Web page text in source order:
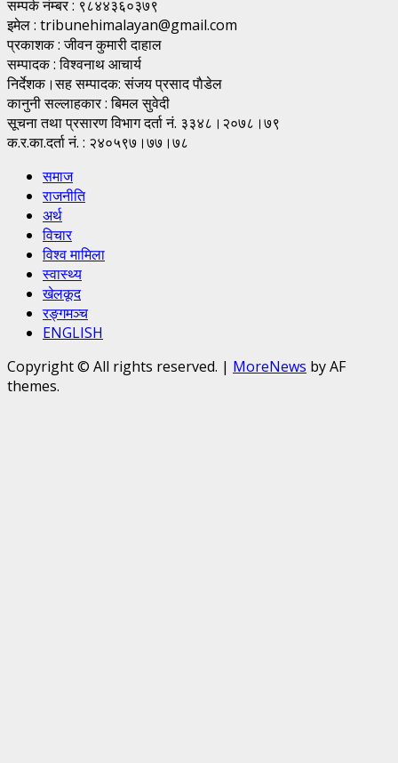
सम्पर्क नंम्बर : ९८४४३६०३७९
इमेल : tribunehimalayan@gmail.com
प्रकाशक : जीवन कुमारी दाहाल
सम्पादक : विश्वनाथ आचार्य
निर्देशक।सह सम्पादक: संजय प्रसाद पाैडेल
कानुनी सल्लाहकार : बिमल सुवेदी
सूचना तथा प्रसारण विभाग दर्ता नं. ३३४८।२०७८।७९
क.र.का.दर्ता नं. : २४०५९७।७७।७८
समाज
राजनीति
अर्थ
विचार
विश्व मामिला
स्वास्थ्य
खेलकूद
रङ्गमञ्च
ENGLISH
Copyright © All rights reserved. | MoreNews by AF
themes.